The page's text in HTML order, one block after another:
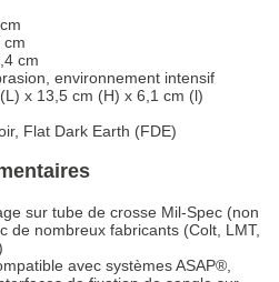
cm
cm
environnement intensif
x 13,5 cm (H) x 6,1 cm (l)
Flat Dark Earth (FDE)
sur tube de crosse Mil-Spec (non
de nombreux fabricants (Colt, LMT,
avec systèmes ASAP®,